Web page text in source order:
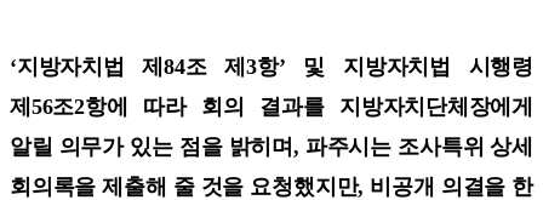
‘지방자치법 제84조 제3항’ 및 지방자치법 시행령
제56조2항에 따라 회의 결과를 지방자치단체장에게
알릴 의무가 있는 점을 밝히며, 파주시는 조사특위 상세
회의록을 제출해 줄 것을 요청했지만, 비공개 의결을 한